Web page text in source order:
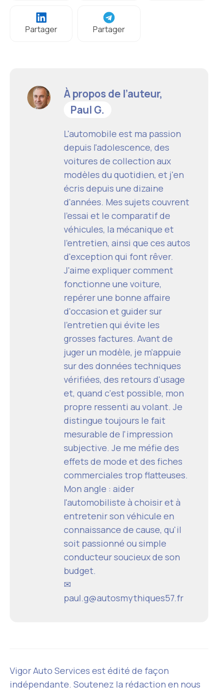
Partager Partager
À propos de l’auteur,
Paul G.
L'automobile est ma passion
depuis l'adolescence, des
voitures de collection aux
modèles du quotidien, et j'en
écris depuis une dizaine
d'années. Mes sujets couvrent
l'essai et le comparatif de
véhicules, la mécanique et
l'entretien, ainsi que ces autos
d'exception qui font rêver.
J'aime expliquer comment
fonctionne une voiture,
repérer une bonne affaire
d'occasion et guider sur
l'entretien qui évite les
grosses factures. Avant de
juger un modèle, je m'appuie
sur des données techniques
vérifiées, des retours d'usage
et, quand c'est possible, mon
propre ressenti au volant. Je
distingue toujours le fait
mesurable de l'impression
subjective. Je me méfie des
effets de mode et des fiches
commerciales trop flatteuses.
Mon angle : aider
l'automobiliste à choisir et à
entretenir son véhicule en
connaissance de cause, qu'il
soit passionné ou simple
conducteur soucieux de son
budget.
✉
paul.g@autosmythiques57.fr
Vigor Auto Services est édité de façon
indépendante. Soutenez la rédaction en nous